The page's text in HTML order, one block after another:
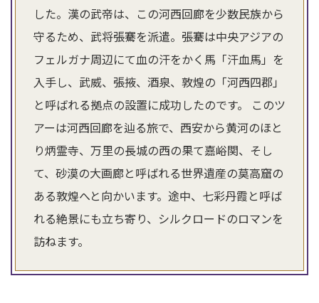
した。漢の武帝は、この河西回廊を少数民族から
守るため、武将張騫を派遣。張騫は中央アジアの
フェルガナ周辺にて血の汗をかく馬「汗血馬」を
入手し、武威、張掖、酒泉、敦煌の「河西四郡」
と呼ばれる拠点の設置に成功したのです。 このツ
アーは河西回廊を辿る旅で、西安から黄河のほと
り炳霊寺、万里の長城の西の果て嘉峪関、そし
て、砂漠の大画廊と呼ばれる世界遺産の莫高窟の
ある敦煌へと向かいます。途中、七彩丹霞と呼ば
れる絶景にも立ち寄り、シルクロードのロマンを
訪ねます。